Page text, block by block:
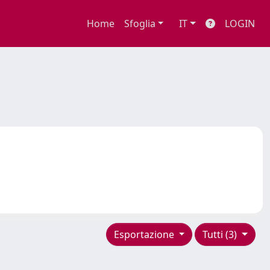
Home Sfoglia IT LOGIN
Tutti (3)
Esportazione